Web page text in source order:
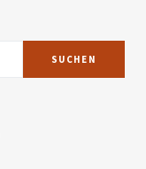
SUCHEN